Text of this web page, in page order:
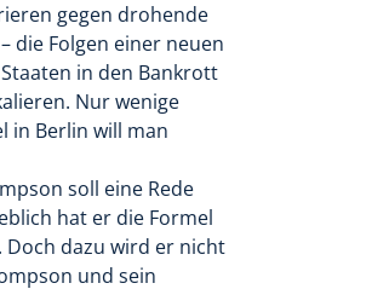
gegen drohende
die Folgen einer neuen
in den Bankrott
Nur wenige
in Berlin will man
soll eine Rede
hat er die Formel
dazu wird er nicht
und sein